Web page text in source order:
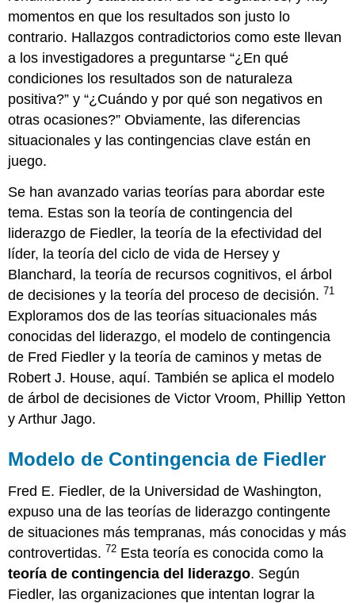
momentos en que los resultados son justo lo
contrario. Hallazgos contradictorios como este llevan
a los investigadores a preguntarse “¿En qué
condiciones los resultados son de naturaleza
positiva?” y “¿Cuándo y por qué son negativos en
otras ocasiones?” Obviamente, las diferencias
situacionales y las contingencias clave están en
juego.
Se han avanzado varias teorías para abordar este
tema. Estas son la teoría de contingencia del
liderazgo de Fiedler, la teoría de la efectividad del
líder, la teoría del ciclo de vida de Hersey y
Blanchard, la teoría de recursos cognitivos, el árbol
de decisiones y la teoría del proceso de decisión. 71
Exploramos dos de las teorías situacionales más
conocidas del liderazgo, el modelo de contingencia
de Fred Fiedler y la teoría de caminos y metas de
Robert J. House, aquí. También se aplica el modelo
de árbol de decisiones de Victor Vroom, Phillip Yetton
y Arthur Jago.
Modelo de Contingencia de Fiedler
Fred E. Fiedler, de la Universidad de Washington,
expuso una de las teorías de liderazgo contingente
de situaciones más tempranas, más conocidas y más
controvertidas. 72 Esta teoría es conocida como la
teoría de contingencia del liderazgo. Según
Fiedler, las organizaciones que intentan lograr la